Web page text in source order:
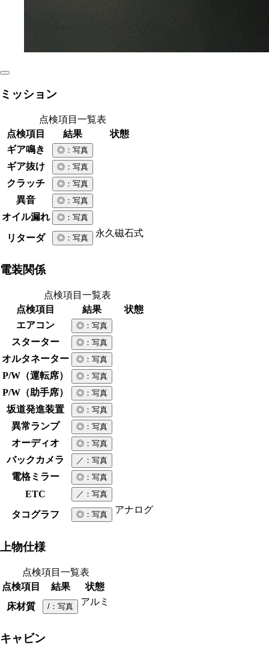
ミッション
点検項目一覧表
点検項目
結果
状態
ギア鳴き
◎ ：写真
ギア抜け ◎ ：写真
クラッチ ◎ ：写真
異音 ◎ ：写真
オイル漏れ ◎ ：写真
リターダ ◎ ：写真 永久磁石式
電装関係
点検項目一覧表
点検項目
結果
状態
エアコン
◎ ：写真
スターター ◎ ：写真
オルタネーター ◎ ：写真
P/W（運転席） ◎ ：写真
P/W（助手席） ◎ ：写真
坂道発進装置 ◎ ：写真
異常ランプ ◎ ：写真
オーディオ ◎ ：写真
バックカメラ ／ ：写真
電格ミラー ◎ ：写真
ETC ／ ：写真
タコグラフ ◎ ：写真 アナログ
上物仕様
点検項目一覧表
点検項目
結果
状態
床材質
/ ：写真 アルミ
キャビン